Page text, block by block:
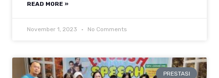
READ MORE »
November 1, 2023 No Comments
PRESTASI